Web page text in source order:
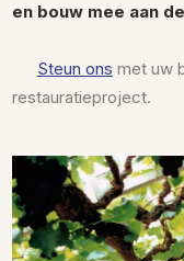
en bouw mee aan
Steun ons met uw
restauratieproject.